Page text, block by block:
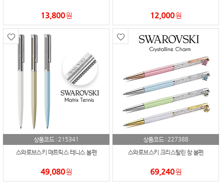
13,800원 12,000원
상품코드 :215341
스와로브스키 매트릭스 테니스 볼펜
49,080원
상품코드 :227388
스와로브스키 크리스탈린 참 볼펜
69,240원